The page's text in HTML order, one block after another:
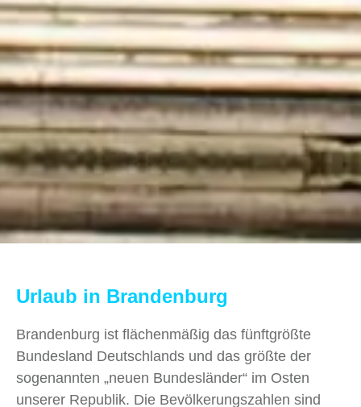
Urlaub in Brandenburg
Brandenburg ist flächenmäßig das fünftgrößte
Bundesland Deutschlands und das größte der
sogenannten „neuen Bundesländer“ im Osten
unserer Republik. Die Bevölkerungszahlen sind